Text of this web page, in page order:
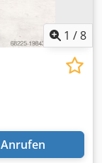
1 /8
Anrufen